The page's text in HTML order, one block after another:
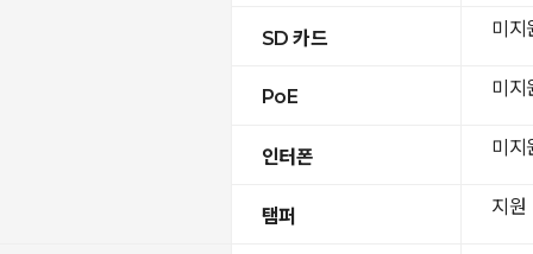
SD 카드
PoE
인터폰
탬퍼
미지
미지
미지
지원